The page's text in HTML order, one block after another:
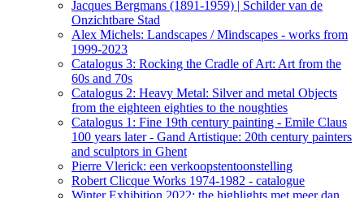
Jacques Bergmans (1891-1959) | Schilder van de
Onzichtbare Stad
Alex Michels: Landscapes / Mindscapes - works from
1999-2023
Catalogus 3: Rocking the Cradle of Art: Art from the
60s and 70s
Catalogus 2: Heavy Metal: Silver and metal Objects
from the eighteen eighties to the noughties
Catalogus 1: Fine 19th century painting - Emile Claus
100 years later - Gand Artistique: 20th century painters
and sculptors in Ghent
Pierre Vlerick: een verkoopstentoonstelling
Robert Clicque Works 1974-1982 - catalogue
Winter Exhibition 2022: the highlights met meer dan